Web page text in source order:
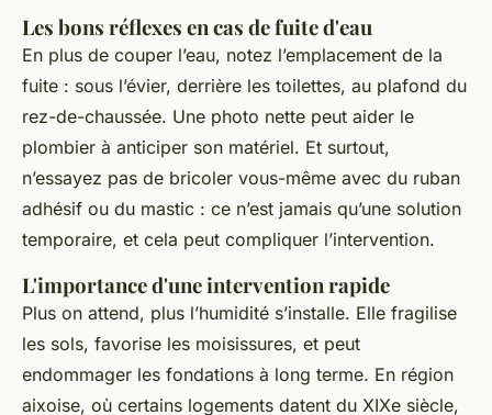
Les bons réflexes en cas de fuite d'eau
En plus de couper l’eau, notez l’emplacement de la
fuite : sous l’évier, derrière les toilettes, au plafond du
rez-de-chaussée. Une photo nette peut aider le
plombier à anticiper son matériel. Et surtout,
n’essayez pas de bricoler vous-même avec du ruban
adhésif ou du mastic : ce n’est jamais qu’une solution
temporaire, et cela peut compliquer l’intervention.
L'importance d'une intervention rapide
Plus on attend, plus l’humidité s’installe. Elle fragilise
les sols, favorise les moisissures, et peut
endommager les fondations à long terme. En région
aixoise, où certains logements datent du XIXe siècle,